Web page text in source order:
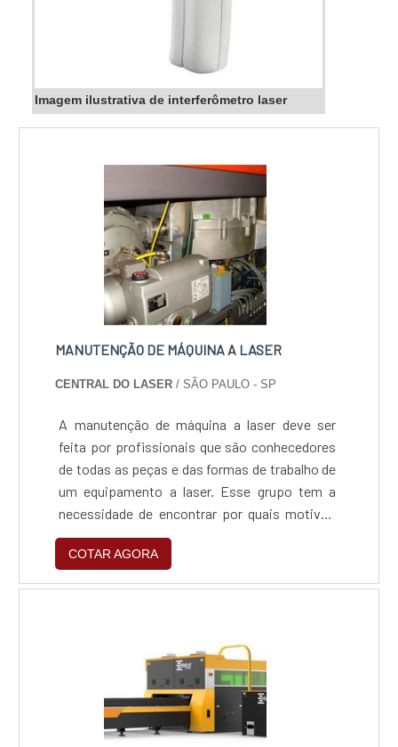
Imagem ilustrativa de interferômetro laser
MANUTENÇÃO DE MÁQUINA A LASER
CENTRAL DO LASER / SÃO PAULO - SP
A manutenção de máquina a laser deve ser
feita por profissionais que são conhecedores
de todas as peças e das formas de trabalho de
um equipamento a laser. Esse grupo tem a
necessidade de encontrar por quais motivos
um aparelho não está com o funcionamento
em ordem e saber quais peças ou recursos
precisam ser alterados para estabelecer
realizar os seguintes proced....
COTAR AGORA